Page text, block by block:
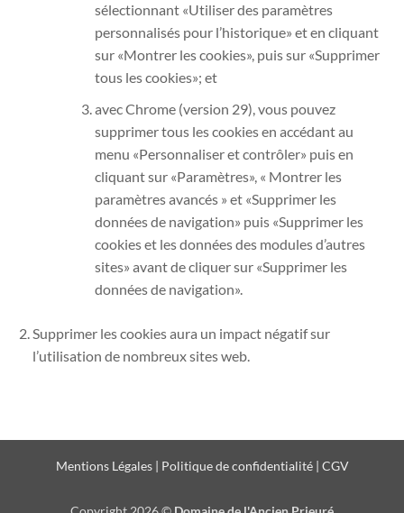
sélectionnant «Utiliser des paramètres
personnalisés pour l’historique» et en cliquant
sur «Montrer les cookies», puis sur «Supprimer
tous les cookies»; et
avec Chrome (version 29), vous pouvez
supprimer tous les cookies en accédant au
menu «Personnaliser et contrôler» puis en
cliquant sur «Paramètres», « Montrer les
paramètres avancés » et «Supprimer les
données de navigation» puis «Supprimer les
cookies et les données des modules d’autres
sites» avant de cliquer sur «Supprimer les
données de navigation».
Supprimer les cookies aura un impact négatif sur
l’utilisation de nombreux sites web.
Mentions Légales| Politique de confidentialité| CGV